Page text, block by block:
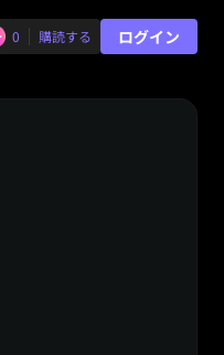
0 購読する ログイン